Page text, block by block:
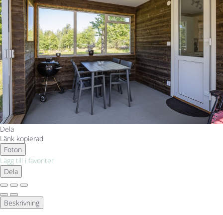
Dela
Länk kopierad
Foton
Lägg till i favoriter
Dela
Beskrivning